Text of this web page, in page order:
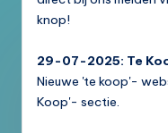
knop!
29-07-2025: Te
Nieuwe 'te koop'-
Koop'- sectie.